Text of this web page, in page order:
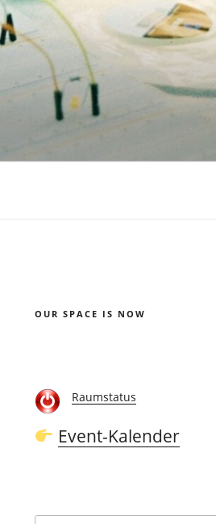
OUR SPACE IS NOW
Raumstatus
Event-Kalender